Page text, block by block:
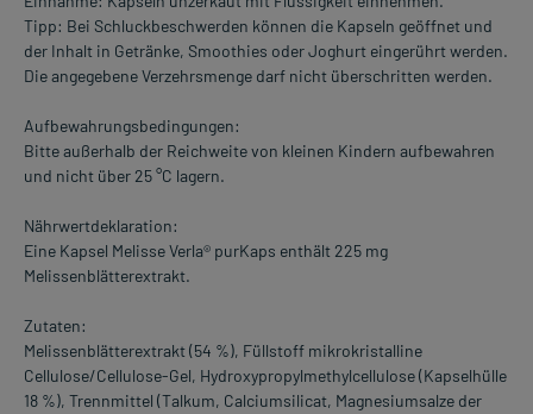
Tipp: Bei Schluckbeschwerden können die Kapseln geöffnet und
der Inhalt in Getränke, Smoothies oder Joghurt eingerührt werden.
Die angegebene Verzehrsmenge darf nicht überschritten werden.
Aufbewahrungsbedingungen:
Bitte außerhalb der Reichweite von kleinen Kindern aufbewahren
und nicht über 25 °C lagern.
Nährwertdeklaration:
Eine Kapsel Melisse Verla® purKaps enthält 225 mg
Melissenblätterextrakt.
Zutaten:
Melissenblätterextrakt (54 %), Füllstoff mikrokristalline
Cellulose/Cellulose-Gel, Hydroxypropylmethylcellulose (Kapselhülle
18 %), Trennmittel (Talkum, Calciumsilicat, Magnesiumsalze der